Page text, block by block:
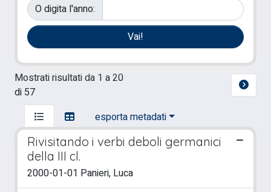
O digita l'anno:
Mostrati risultati da 1 a 20
di 57
esporta metadati
Rivisitando i verbi deboli germanici
della III cl.
2000-01-01 Panieri, Luca